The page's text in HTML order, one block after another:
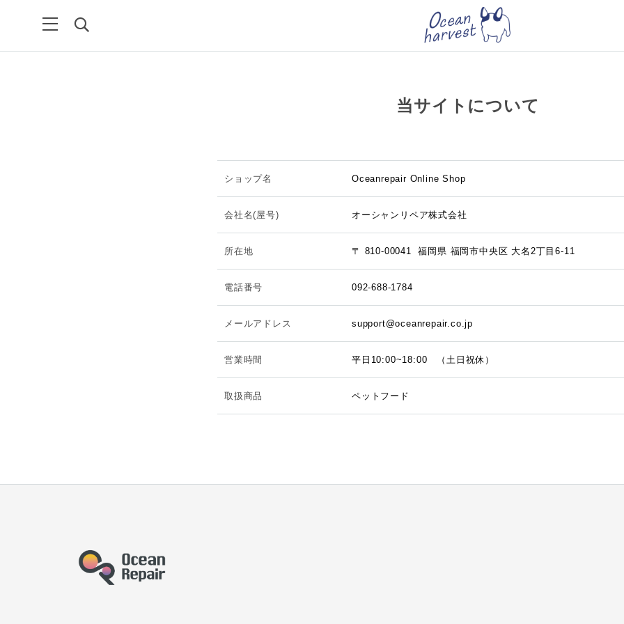
当サイトについて
ショップ名 Oceanrepair Online Shop
会社名(屋号) オーシャンリペア株式会社
所在地 〒 810-00041福岡県 福岡市中央区 大名2丁目6-11
電話番号 092-688-1784
メールアドレス support@oceanrepair.co.jp
営業時間 平日10:00~18:00 （土日祝休）
取扱商品 ペットフード